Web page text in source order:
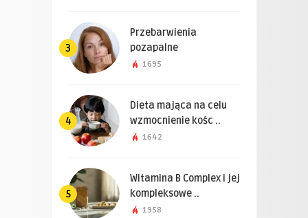
3
Przebarwienia
pozapalne
1695
4
Dieta mająca na celu
wzmocnienie kośc ..
1642
5
Witamina B Complex i jej
kompleksowe ..
1958